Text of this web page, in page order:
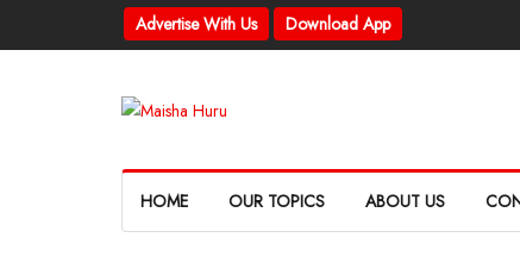
Advertise With Us Download App
HOME OUR TOPICS ABOUT US